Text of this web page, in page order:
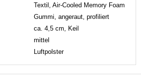
Textil, Air-Cooled Memory Foam
Gummi, angeraut, profiliert
ca. 4,5 cm, Keil
mittel
Luftpolster